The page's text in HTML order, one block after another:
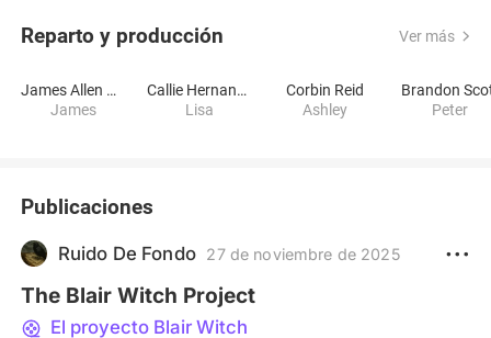
Reparto y producción Ver más
James Allen McCune
James
Callie Hernandez
Lisa
Corbin Reid
Ashley
Brandon
Peter
Publicaciones
Ruido De Fondo 27 de noviembre de 2025
The Blair Witch Project
El proyecto Blair Witch